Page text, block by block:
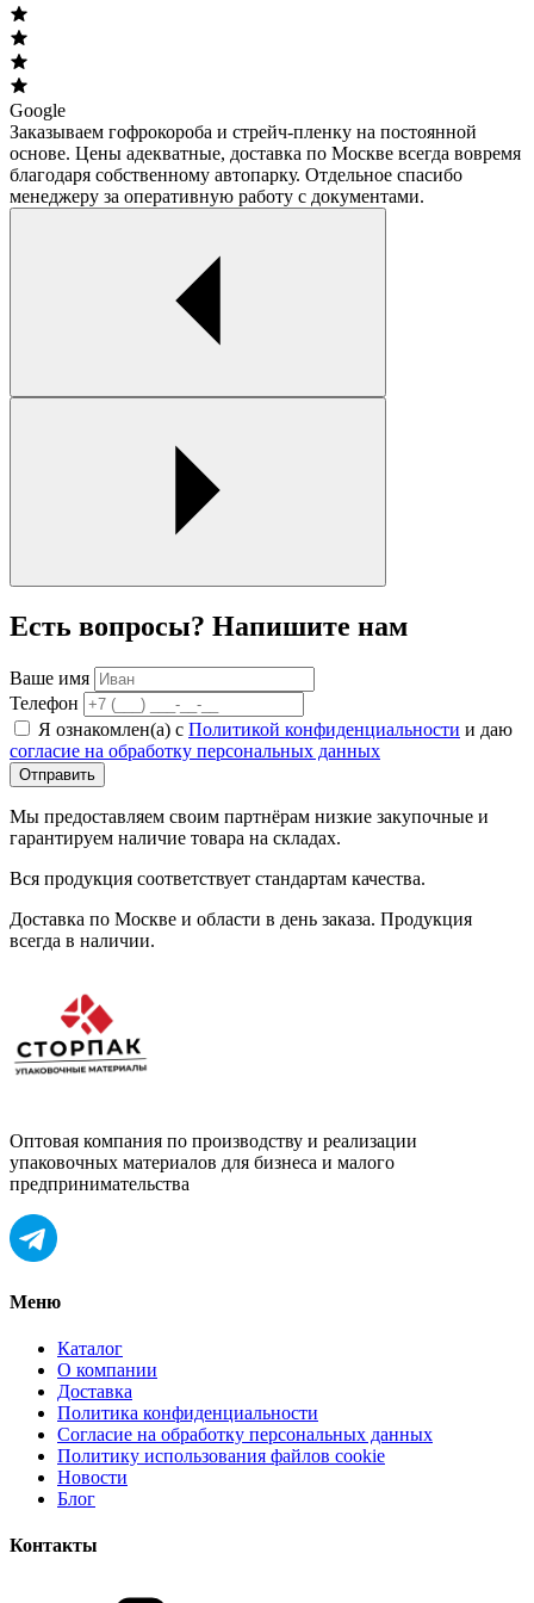
Google
Заказываем гофрокороба и стрейч-пленку на постоянной
основе. Цены адекватные, доставка по Москве всегда вовремя
благодаря собственному автопарку. Отдельное спасибо
менеджеру за оперативную работу с документами.
Есть вопросы? Напишите нам
Ваше имя
Телефон
Я ознакомлен(а) с Политикой конфиденциальности и даю
согласие на обработку персональных данных
Отправить
Мы предоставляем своим партнёрам низкие закупочные и
гарантируем наличие товара на складах.
Вся продукция соответствует стандартам качества.
Доставка по Москве и области в день заказа. Продукция
всегда в наличии.
Оптовая компания по производству и реализации
упаковочных материалов для бизнеса и малого
предпринимательства
Меню
Каталог
О компании
Доставка
Политика конфиденциальности
Согласие на обработку персональных данных
Политику использования файлов cookie
Новости
Блог
Контакты